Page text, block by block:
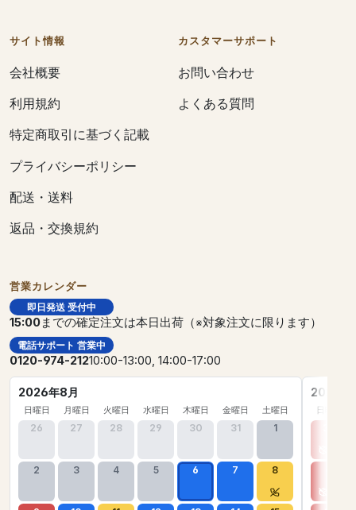
サイト情報
会社概要
利用規約
特定商取引に基づく記載
プライバシーポリシー
配送・送料
返品・交換規約
カスタマーサポート
お問い合わせ
よくある質問
営業カレンダー
即日発送 受付中
15:00までの確定注文は本日出荷（※対象注文に限ります）
電話サポート 営業中
0120-974-21210:00-13:00, 14:00-17:00
2026年8月
日曜日 月曜日 火曜日 水曜日 木曜日 金曜日 土曜日
26 27 28 29 30 31 1
2 3 4 5 6 7 8
2026年
日曜日